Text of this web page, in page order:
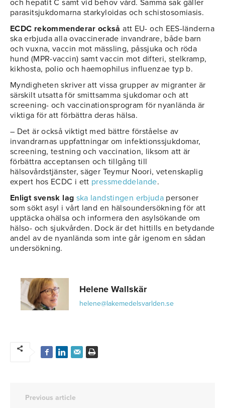
och hepatit C samt vid behov vård. Samma sak gäller
parasitsjukdomarna starkyloidas och schistosomiasis.
ECDC rekommenderar också att EU- och EES-länderna
ska erbjuda alla ovaccinerade invandrare, både barn
och vuxna, vaccin mot mässling, påssjuka och röda
hund (MPR-vaccin) samt vaccin mot difteri, stelkramp,
kikhosta, polio och haemophilus influenzae typ b.
Myndigheten skriver att vissa grupper av migranter är
särskilt utsatta för smittsamma sjukdomar och att
screening- och vaccinationsprogram för nyanlända är
viktiga för att förbättra deras hälsa.
– Det är också viktigt med bättre förståelse av
invandrarnas uppfattningar om infektionssjukdomar,
screening, testning och vaccination, liksom att är
förbättra acceptansen och tillgång till
hälsovårdstjänster, säger Teymur Noori, vetenskaplig
expert hos ECDC i ett pressmeddelande.
Enligt svensk lag ska landstingen erbjuda personer
som sökt asyl i vårt land en hälsoundersökning för att
upptäcka ohälsa och informera den asylsökande om
hälso- och sjukvården. Dock är det hittills en betydande
andel av de nyanlända som inte går igenom en sådan
undersökning.
Helene Wallskär
helene@lakemedelsvarlden.se
Previous article